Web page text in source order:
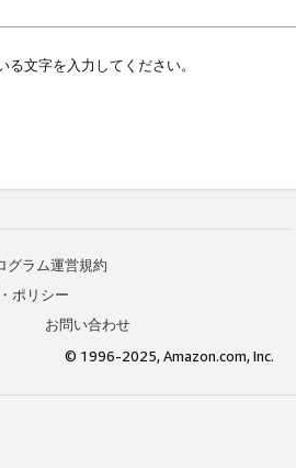
文字を入力してください。
グラム運営規約
ポリシー
お問い合わせ
© 1996-2025, Amazon.com, Inc.